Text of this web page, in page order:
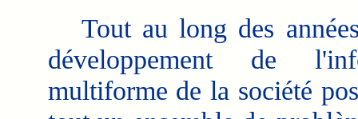
Tout au long des
développement de
multiforme de la société